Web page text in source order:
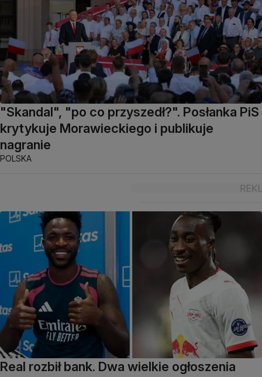
"Skandal", "po co przyszedł?". Posłanka PiS
krytykuje Morawieckiego i publikuje
nagranie
POLSKA
Real rozbił bank. Dwa wielkie ogłoszenia